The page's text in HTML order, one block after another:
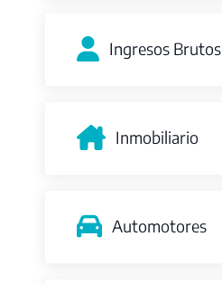
Ingresos Brutos
Inmobiliario
Automotores